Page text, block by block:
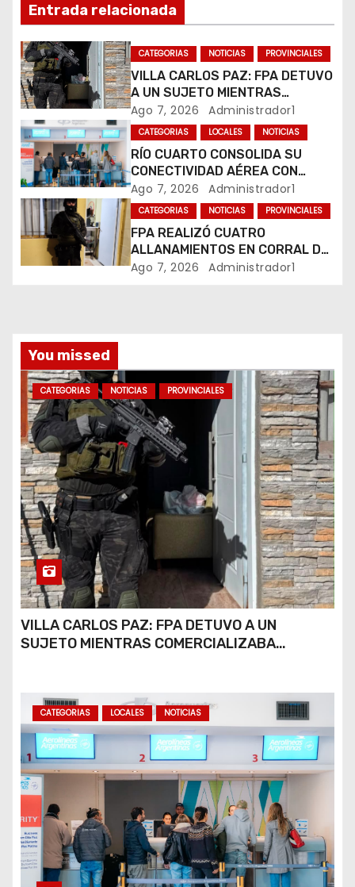
n
d
e
e
n
t
r
a
s
Entrada relacionada
CATEGORIAS NOTICIAS PROVINCIALES
VILLA CARLOS PAZ: FPA DETUVO
A UN SUJETO MIENTRAS
COMERCIALIZABA COCAÍNA Y
MARIHUANA EN UNA PLAZA
Ago 7, 2026 Administrador1
CATEGORIAS LOCALES NOTICIAS
RÍO CUARTO CONSOLIDA SU
CONECTIVIDAD AÉREA CON
CUATRO VUELOS SEMANALES A
BUENOS AIRES
Ago 7, 2026 Administrador1
CATEGORIAS NOTICIAS PROVINCIALES
FPA REALIZÓ CUATRO
ALLANAMIENTOS EN CORRAL DE
BUSTOS-IFFLINGER
Ago 7, 2026 Administrador1
You missed
CATEGORIAS NOTICIAS PROVINCIALES
VILLA CARLOS PAZ: FPA DETUVO A UN
SUJETO MIENTRAS COMERCIALIZABA
CATEGORIAS LOCALES NOTICIAS